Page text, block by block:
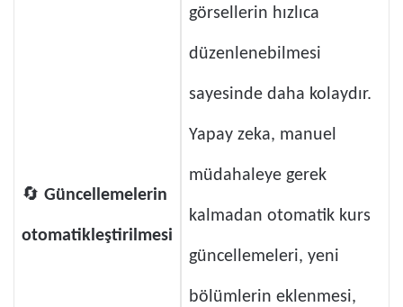
🔄 Güncellemelerin
otomatikleştirilmesi
görsellerin hızlıca
düzenlenebilmesi
sayesinde daha kolaydır.
Yapay zeka, manuel
müdahaleye gerek
kalmadan otomatik kurs
güncellemeleri, yeni
bölümlerin eklenmesi,